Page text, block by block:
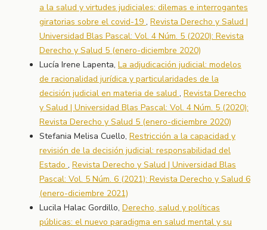
a la salud y virtudes judiciales: dilemas e interrogantes
giratorias sobre el covid-19 , Revista Derecho y Salud |
Universidad Blas Pascal: Vol. 4 Núm. 5 (2020): Revista
Derecho y Salud 5 (enero-diciembre 2020)
Lucía Irene Lapenta, La adjudicación judicial: modelos
de racionalidad jurídica y particularidades de la
decisión judicial en materia de salud , Revista Derecho
y Salud | Universidad Blas Pascal: Vol. 4 Núm. 5 (2020):
Revista Derecho y Salud 5 (enero-diciembre 2020)
Stefania Melisa Cuello, Restricción a la capacidad y
revisión de la decisión judicial: responsabilidad del
Estado , Revista Derecho y Salud | Universidad Blas
Pascal: Vol. 5 Núm. 6 (2021): Revista Derecho y Salud 6
(enero-diciembre 2021)
Lucila Halac Gordillo, Derecho, salud y políticas
públicas: el nuevo paradigma en salud mental y su